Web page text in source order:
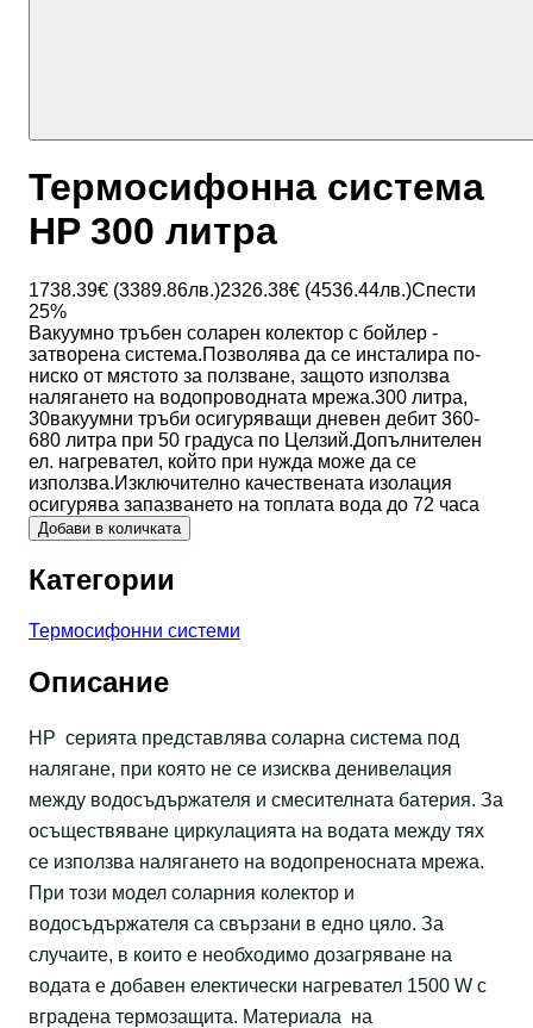
Термосифонна система
HP 300 литра
1738.39€ (3389.86лв.)2326.38€ (4536.44лв.)Спести
25%
Вакуумно тръбен соларен колектор с бойлер -
затворена система.Позволява да се инсталира по-
ниско от мястото за ползване, защото използва
налягането на водопроводната мрежа.300 литра,
30вакуумни тръби осигуряващи дневен дебит 360-
680 литра при 50 градуса по Целзий.Допълнителен
ел. нагревател, който при нужда може да се
използва.Изключително качествената изолация
осигурява запазването на топлата вода до 72 часа
Добави в количката
Категории
Термосифонни системи
Описание
HP серията представлява соларна система под
налягане, при която не се изисква денивелация
между водосъдържателя и смесителната батерия. За
осъществяване циркулацията на водата между тях
се използва налягането на водопреносната мрежа.
При този модел соларния колектор и
водосъдържателя са свързани в едно цяло. За
случаите, в които е необходимо дозагряване на
водата е добавен електически нагревател 1500 W с
вградена термозащита. Материала на